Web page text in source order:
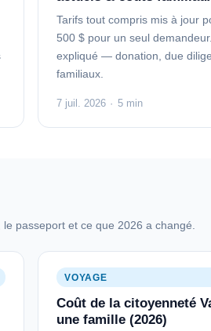
Tarifs tout compris mis à jour
500 $ pour un seul
expliqué — donation, due
familiaux.
7 juil. 2026 · 5 min
passeport et ce que 2026 a changé.
VOYAGE
Coût de la citoyenneté
une famille (2026)